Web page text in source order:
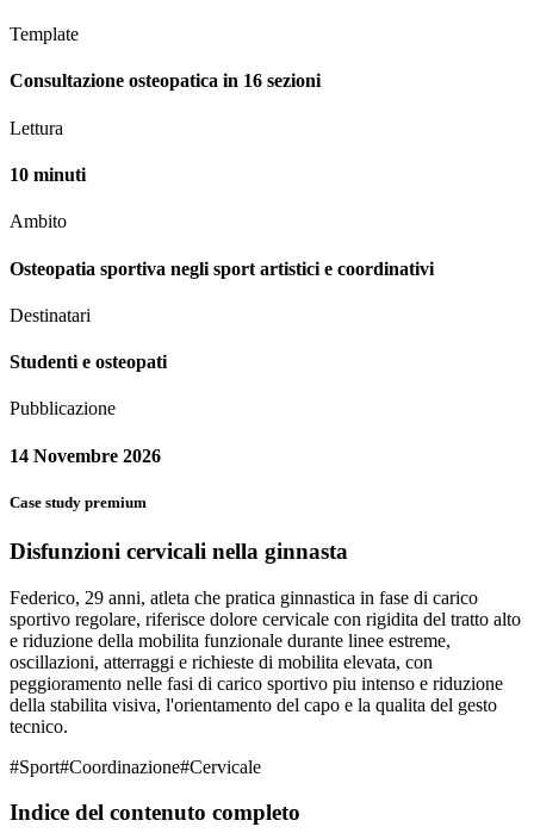
Template
Consultazione osteopatica in 16 sezioni
Lettura
10 minuti
Ambito
Osteopatia sportiva negli sport artistici e coordinativi
Destinatari
Studenti e osteopati
Pubblicazione
14 Novembre 2026
Case study premium
Disfunzioni cervicali nella ginnasta
Federico, 29 anni, atleta che pratica ginnastica in fase di carico
sportivo regolare, riferisce dolore cervicale con rigidita del tratto alto
e riduzione della mobilita funzionale durante linee estreme,
oscillazioni, atterraggi e richieste di mobilita elevata, con
peggioramento nelle fasi di carico sportivo piu intenso e riduzione
della stabilita visiva, l'orientamento del capo e la qualita del gesto
tecnico.
#Sport#Coordinazione#Cervicale
Indice del contenuto completo